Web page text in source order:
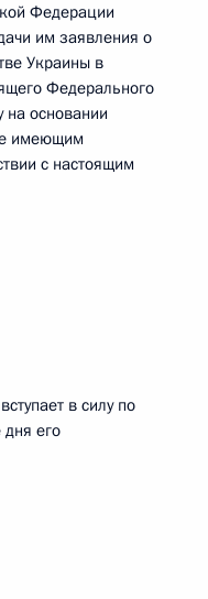
Федерации
им заявления о
Украины в
Федерального
на основании
имеющим
с настоящим
в силу по
дня его